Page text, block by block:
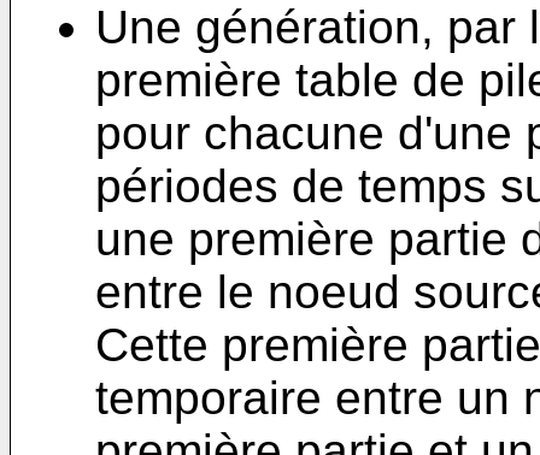
Une génération, par
première table de
pour chacune d'une
périodes de temps
une première partie
entre le noeud
Cette première
temporaire entre un